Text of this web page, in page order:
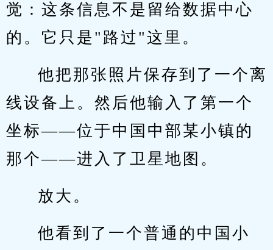
觉：这条信息不是留给数据中心
的。它只是"路过"这里。
他把那张照片保存到了一个离
线设备上。然后他输入了第一个
坐标——位于中国中部某小镇的
那个——进入了卫星地图。
放大。
他看到了一个普通的中国小